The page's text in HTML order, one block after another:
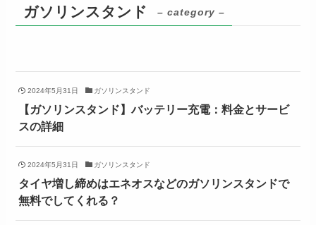
ガソリンスタンド – category –
2024年5月31日 ガソリンスタンド
【ガソリンスタンド】バッテリー充電：料金とサービ
スの詳細
2024年5月31日 ガソリンスタンド
タイヤ増し締めはエネオスなどのガソリンスタンドで
無料でしてくれる？